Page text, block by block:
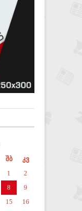
შბ
კვ
1
2
8
9
15
16